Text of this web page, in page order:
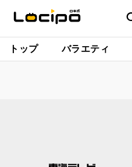
トップ バラエティ